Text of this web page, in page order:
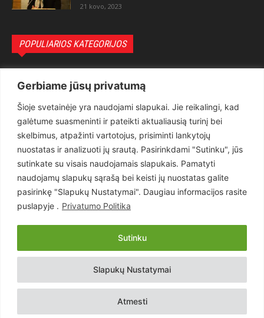
Gerbiame jūsų privatumą
Šioje svetainėje yra naudojami slapukai. Jie reikalingi, kad
galėtume suasmeninti ir pateikti aktualiausią turinį bei
skelbimus, atpažinti vartotojus, prisiminti lankytojų
nuostatas ir analizuoti jų srautą. Pasirinkdami "Sutinku", jūs
sutinkate su visais naudojamais slapukais. Pamatyti
naudojamų slapukų sąrašą bei keisti jų nuostatas galite
pasirinkę "Slapukų Nustatymai". Daugiau informacijos rasite
puslapyje . Privatumo Politika
Slapukų Nustatymai
Atmesti
Sutinku
21 kovo, 2023
POPULIARIOS KATEGORIJOS
Teisėsauga
1497
Aktualu
Lietuva
619
Pasaulis
Статьи на русском
Articles in english
Copyright © 2026 UAB „Goruva“. Visos teisės saugomos.
Kontaktai Prenumerata Privatumo Politika Naudojimosi Taisyklės